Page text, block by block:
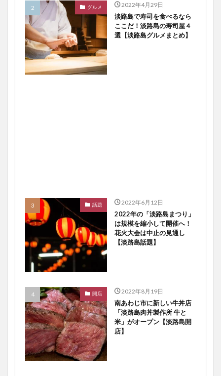
グルメ 2022年4月29日
淡路島で寿司を食べるなら
ここだ！淡路島の寿司屋４
選【淡路島グルメまとめ】
話題 2022年6月12日
2022年の「淡路島まつり」
は規模を縮小して開催へ！
花火大会は中止の見通し
【淡路島話題】
開店 2022年8月19日
南あわじ市に新しい牛丼店
「淡路島肉丼製作所 牛と
米」がオープン【淡路島開
店】